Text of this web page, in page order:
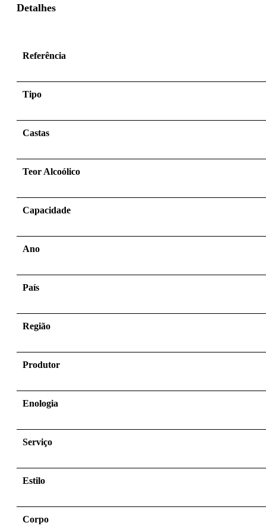
Detalhes
Referência
Tipo
Castas
Teor Alcoólico
Capacidade
Ano
País
Região
Produtor
Enologia
Serviço
Estilo
Corpo